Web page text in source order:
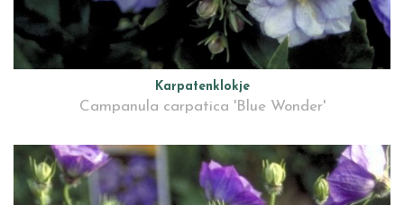
Karpatenklokje
Campanula carpatica 'Blue Wonder'